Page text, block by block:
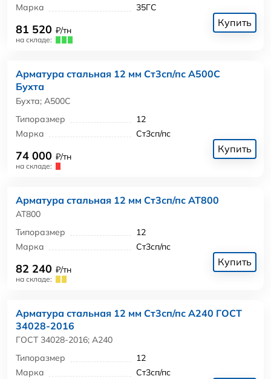
Марка
35ГС
81 520 ₽/тн
на складе:
Купить
Арматура стальная 12 мм Ст3сп/пс А500С
Бухта
Бухта; А500С
Типоразмер
12
Марка
Ст3сп/пс
74 000 ₽/тн
на складе:
Купить
Арматура стальная 12 мм Ст3сп/пс АТ800
АТ800
Типоразмер
12
Марка
Ст3сп/пс
82 240 ₽/тн
на складе:
Купить
Арматура стальная 12 мм Ст3сп/пс А240 ГОСТ
34028-2016
ГОСТ 34028-2016; А240
Типоразмер
12
Марка
Ст3сп/пс